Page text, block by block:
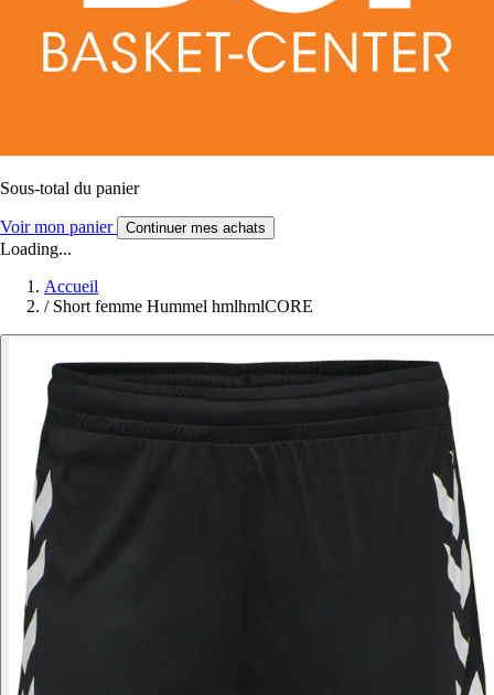
Sous-total du panier
Voir mon panier Continuer mes achats
Loading...
Accueil
/ Short femme Hummel hmlhmlCORE